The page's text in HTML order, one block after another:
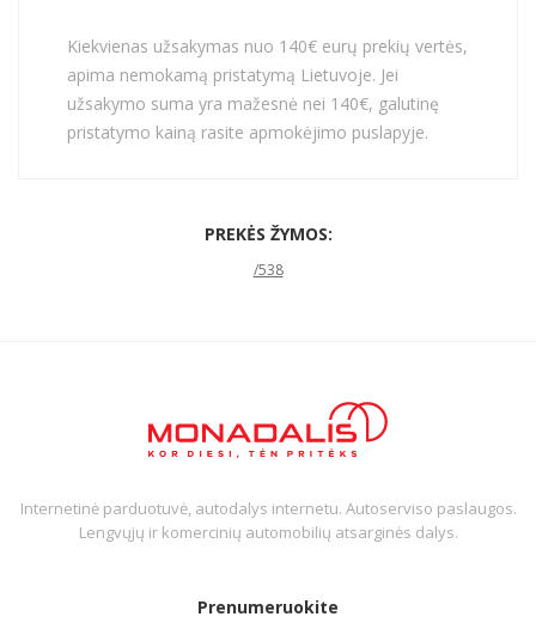
Kiekvienas užsakymas nuo 140€ eurų prekių vertės,
apima nemokamą pristatymą Lietuvoje. Jei
užsakymo suma yra mažesnė nei 140€, galutinę
pristatymo kainą rasite apmokėjimo puslapyje.
PREKĖS ŽYMOS:
/538
Internetinė parduotuvė, autodalys internetu. Autoserviso paslaugos.
Lengvųjų ir komercinių automobilių atsarginės dalys.
Prenumeruokite